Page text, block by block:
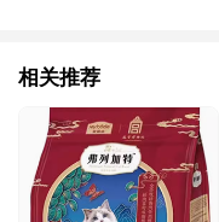
相关推荐